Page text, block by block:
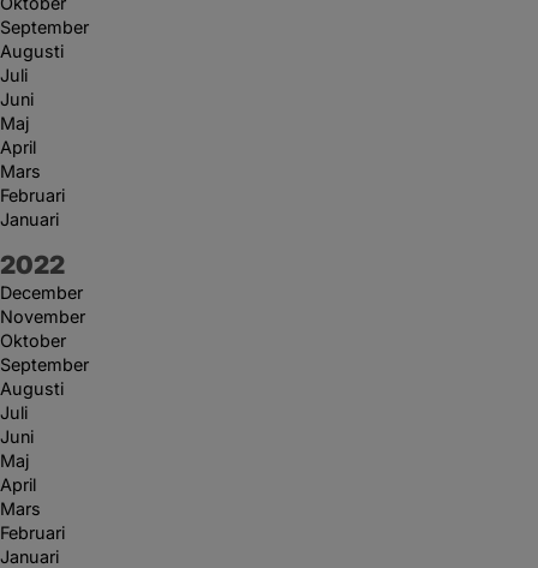
September
Augusti
Juli
Juni
Maj
April
Mars
Februari
Januari
År:
2022
December
November
Oktober
September
Augusti
Juli
Juni
Maj
April
Mars
Februari
Januari